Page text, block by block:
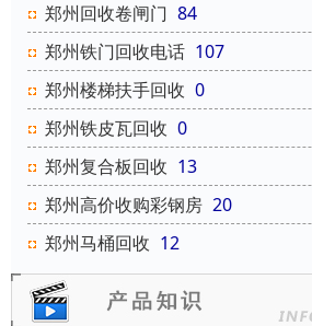
郑州回收卷闸门 84
郑州铁门回收电话 107
郑州楼梯扶手回收 0
郑州铁皮瓦回收 0
郑州复合板回收 13
郑州高价收购彩钢房 20
郑州马桶回收 12